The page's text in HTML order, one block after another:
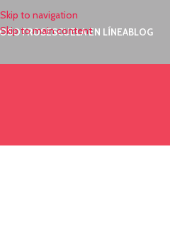
Skip to navigation
Skip to main content
ESCUELA EN LÍNEABLOG